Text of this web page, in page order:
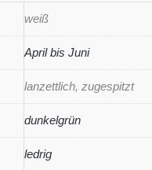
weiß
April bis Juni
lanzettlich, zugespitzt
dunkelgrün
ledrig